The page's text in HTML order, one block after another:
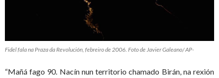
Fidel fala na Praza da Revolución, febreiro de 2006. Foto de Javier Galeano/ AP-
“Mañá fago 90. Nacín nun territorio chamado Birán, na rexión